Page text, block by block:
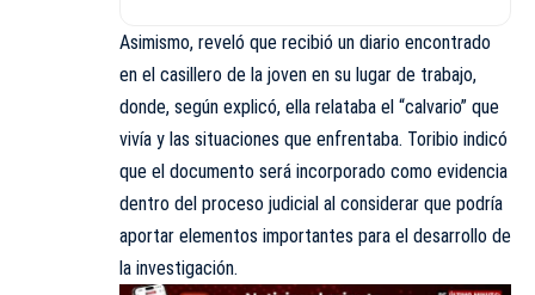
Asimismo, reveló que recibió un diario encontrado
en el casillero de la joven en su lugar de trabajo,
donde, según explicó, ella relataba el “calvario” que
vivía y las situaciones que enfrentaba. Toribio indicó
que el documento será incorporado como evidencia
dentro del proceso judicial al considerar que podría
aportar elementos importantes para el desarrollo de
la investigación.